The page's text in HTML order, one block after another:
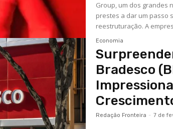
Group, um dos grandes
prestes a dar um passo
reestruturação. A
Economia
Bradesco
Redação Fronteira - 7 de